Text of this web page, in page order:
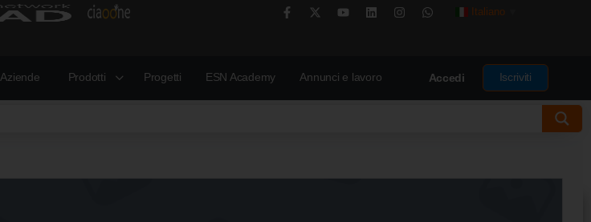
Italiano
Aziende Prodotti Progetti ESN Academy Annunci e lavoro Accedi Iscriviti